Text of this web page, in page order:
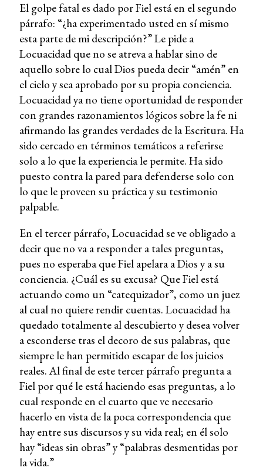
El golpe fatal es dado por Fiel está en el segundo
párrafo: “¿ha experimentado usted en sí mismo
esta parte de mi descripción?” Le pide a
Locuacidad que no se atreva a hablar sino de
aquello sobre lo cual Dios pueda decir “amén” en
el cielo y sea aprobado por su propia conciencia.
Locuacidad ya no tiene oportunidad de responder
con grandes razonamientos lógicos sobre la fe ni
afirmando las grandes verdades de la Escritura. Ha
sido cercado en términos temáticos a referirse
solo a lo que la experiencia le permite. Ha sido
puesto contra la pared para defenderse solo con
lo que le proveen su práctica y su testimonio
palpable.
En el tercer párrafo, Locuacidad se ve obligado a
decir que no va a responder a tales preguntas,
pues no esperaba que Fiel apelara a Dios y a su
conciencia. ¿Cuál es su excusa? Que Fiel está
actuando como un “catequizador”, como un juez
al cual no quiere rendir cuentas. Locuacidad ha
quedado totalmente al descubierto y desea volver
a esconderse tras el decoro de sus palabras, que
siempre le han permitido escapar de los juicios
reales. Al final de este tercer párrafo pregunta a
Fiel por qué le está haciendo esas preguntas, a lo
cual responde en el cuarto que ve necesario
hacerlo en vista de la poca correspondencia que
hay entre sus discursos y su vida real; en él solo
hay “ideas sin obras” y “palabras desmentidas por
la vida.”